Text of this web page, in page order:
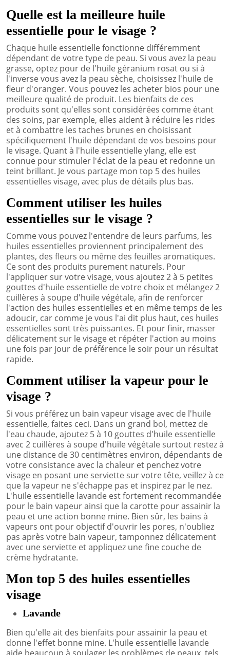
Quelle est la meilleure huile
essentielle pour le visage ?
Chaque huile essentielle fonctionne différemment
dépendant de votre type de peau. Si vous avez la peau
grasse, optez pour de l'huile géranium rosat ou si à
l'inverse vous avez la peau sèche, choisissez l'huile de
fleur d'oranger. Vous pouvez les acheter bios pour une
meilleure qualité de produit. Les bienfaits de ces
produits sont qu'elles sont considérées comme étant
des soins, par exemple, elles aident à réduire les rides
et à combattre les taches brunes en choisissant
spécifiquement l'huile dépendant de vos besoins pour
le visage. Quant à l'huile essentielle ylang, elle est
connue pour stimuler l'éclat de la peau et redonne un
teint brillant. Je vous partage mon top 5 des huiles
essentielles visage, avec plus de détails plus bas.
Comment utiliser les huiles
essentielles sur le visage ?
Comme vous pouvez l'entendre de leurs parfums, les
huiles essentielles proviennent principalement des
plantes, des fleurs ou même des feuilles aromatiques.
Ce sont des produits purement naturels. Pour
l'appliquer sur votre visage, vous ajoutez 2 à 5 petites
gouttes d'huile essentielle de votre choix et mélangez 2
cuillères à soupe d'huile végétale, afin de renforcer
l'action des huiles essentielles et en même temps de les
adoucir, car comme je vous l'ai dit plus haut, ces huiles
essentielles sont très puissantes. Et pour finir, masser
délicatement sur le visage et répéter l'action au moins
une fois par jour de préférence le soir pour un résultat
rapide.
Comment utiliser la vapeur pour le
visage ?
Si vous préférez un bain vapeur visage avec de l'huile
essentielle, faites ceci. Dans un grand bol, mettez de
l'eau chaude, ajoutez 5 à 10 gouttes d'huile essentielle
avec 2 cuillères à soupe d'huile végétale surtout restez à
une distance de 30 centimètres environ, dépendants de
votre consistance avec la chaleur et penchez votre
visage en posant une serviette sur votre tête, veillez à ce
que la vapeur ne s'échappe pas et inspirez par le nez.
L'huile essentielle lavande est fortement recommandée
pour le bain vapeur ainsi que la carotte pour assainir la
peau et une action bonne mine. Bien sûr, les bains à
vapeurs ont pour objectif d'ouvrir les pores, n'oubliez
pas après votre bain vapeur, tamponnez délicatement
avec une serviette et appliquez une fine couche de
crème hydratante.
Mon top 5 des huiles essentielles
visage
Lavande
Bien qu'elle ait des bienfaits pour assainir la peau et
donne l'effet bonne mine. L'huile essentielle lavande